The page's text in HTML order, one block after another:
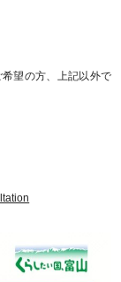
望の方、上記以外で